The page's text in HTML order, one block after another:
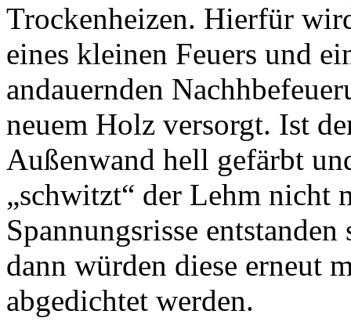
Trockenheizen. Hierfür
eines kleinen Feuers und
andauernden
neuem Holz versorgt. Ist
Außenwand hell gefärbt
„schwitzt“ der Lehm nicht
Spannungsrisse entstanden
dann würden diese erneut
abgedichtet werden.